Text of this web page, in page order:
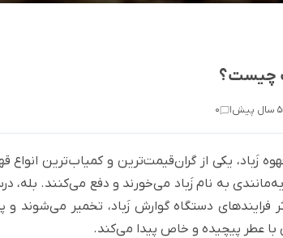
چیست؟
5 سال پیش |
0
زَباد، یکی از گران‌قیمت‌ترین و کمیاب‌ترین
به نام زَباد می‌خورند و دفع می‌کنند. بله،
فرایندهای دستگاه گوارش زَباد، تخمیر
با عطر پیچیده‌ و خاص پیدا می‌کند.